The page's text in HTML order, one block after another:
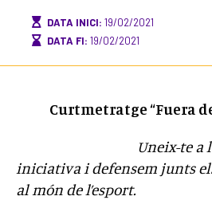
DATA INICI: 19/02/2021
DATA FI: 19/02/2021
Curtmetratge “Fuera
Uneix-te a la
iniciativa i defensem junts
al món de l’esport.